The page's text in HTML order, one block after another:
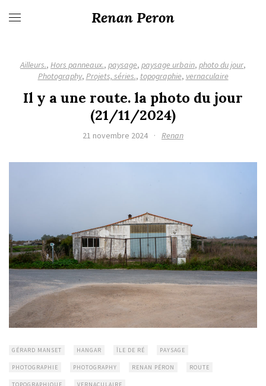
Renan Peron
Ailleurs., Hors panneaux., paysage, paysage urbain, photo du jour,
Photography, Projets, séries., topographie, vernaculaire
Il y a une route. la photo du jour
(21/11/2024)
21 novembre 2024 · Renan
GÉRARD MANSET HANGAR ÎLE DE RÉ PAYSAGE
PHOTOGRAPHIE PHOTOGRAPHY RENAN PÉRON ROUTE